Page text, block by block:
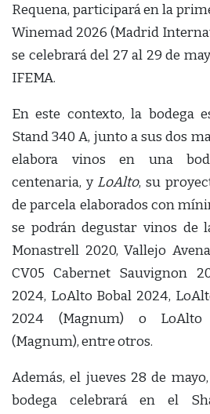
Requena, participará en la
Winemad 2026 (Madrid
se celebrará del 27 al 29 de
IFEMA.
En este contexto, la bodega
Stand 340 A, junto a sus dos
elabora vinos en una
centenaria, y LoAlto, su
de parcela elaborados con
se podrán degustar vinos de
Monastrell 2020, Vallejo
CV05 Cabernet Sauvignon
2024, LoAlto Bobal 2024,
2024 (Magnum) o LoAlto
(Magnum), entre otros.
Además, el jueves 28 de
bodega celebrará en el